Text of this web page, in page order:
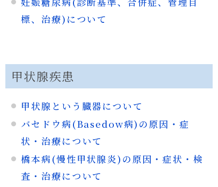
標、治療)について
甲状腺疾患
甲状腺という臓器について
バセドウ病(Basedow病)の原因・症
状・治療について
橋本病(慢性甲状腺炎)の原因・症状・検
査・治療について